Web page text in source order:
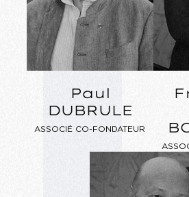
Paul
DUBRULE
ASSOCIÉ CO-FONDATEUR